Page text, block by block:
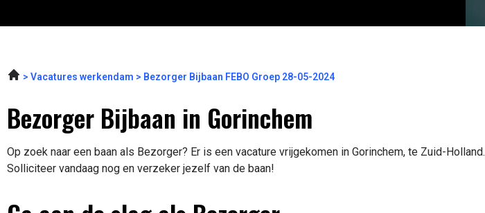
Vacatures werkendam Bezorger Bijbaan FEBO Groep 28-05-2024
Bezorger Bijbaan in Gorinchem
Op zoek naar een baan als Bezorger? Er is een vacature vrijgekomen in Gorinchem, te Zuid-Holland.
Solliciteer vandaag nog en verzeker jezelf van de baan!